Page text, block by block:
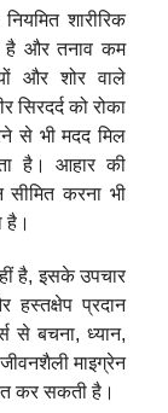
शारीरिक
है और तनाव कम
और शोर वाले
को रोका
से भी मदद मिल
है। आहार की
करना भी
है।
है, इसके उपचार
हस्तक्षेप प्रदान
से बचना, ध्यान,
माइग्रेन
कर सकती है।